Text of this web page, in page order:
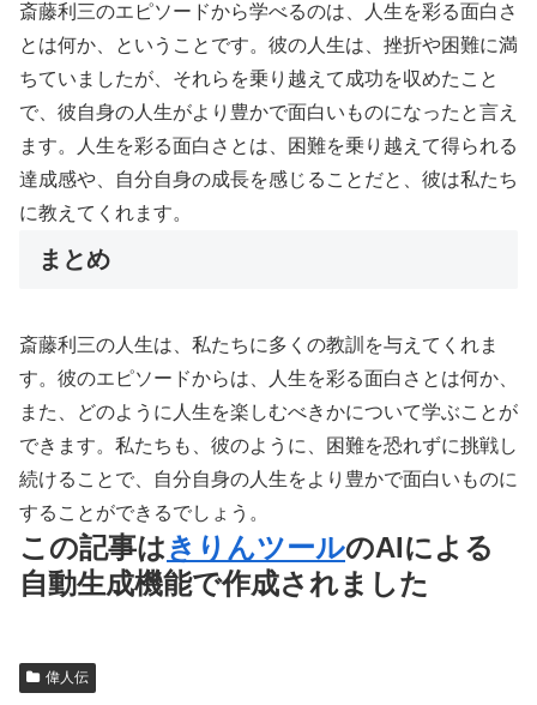
斎藤利三のエピソードから学べるのは、人生を彩る面白さ
とは何か、ということです。彼の人生は、挫折や困難に満
ちていましたが、それらを乗り越えて成功を収めたこと
で、彼自身の人生がより豊かで面白いものになったと言え
ます。人生を彩る面白さとは、困難を乗り越えて得られる
達成感や、自分自身の成長を感じることだと、彼は私たち
に教えてくれます。
まとめ
斎藤利三の人生は、私たちに多くの教訓を与えてくれま
す。彼のエピソードからは、人生を彩る面白さとは何か、
また、どのように人生を楽しむべきかについて学ぶことが
できます。私たちも、彼のように、困難を恐れずに挑戦し
続けることで、自分自身の人生をより豊かで面白いものに
することができるでしょう。
この記事はきりんツールのAIによる
自動生成機能で作成されました
偉人伝